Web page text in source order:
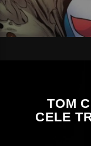
TOM
CELE